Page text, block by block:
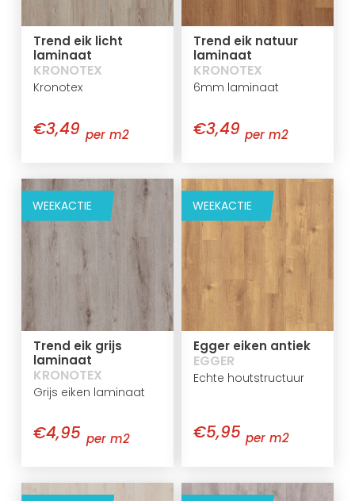
Trend eik licht
laminaat
KRONOTEX
Kronotex
€3,49 per m2
Trend eik natuur
laminaat
KRONOTEX
6mm laminaat
€3,49 per m2
WEEKACTIE
Trend eik grijs
laminaat
KRONOTEX
Grijs eiken laminaat
€4,95 per m2
WEEKACTIE
Egger eiken antiek
EGGER
Echte houtstructuur
€5,95 per m2